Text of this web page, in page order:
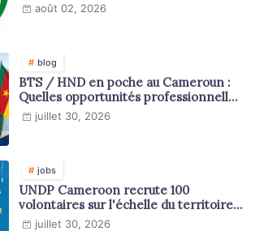
août 02, 2026
blog
BTS / HND en poche au Cameroun :
Quelles opportunités professionnelles
s'offrent à vous ?
juillet 30, 2026
jobs
UNDP Cameroon recrute 100
volontaires sur l'échelle du territoire
national
juillet 30, 2026